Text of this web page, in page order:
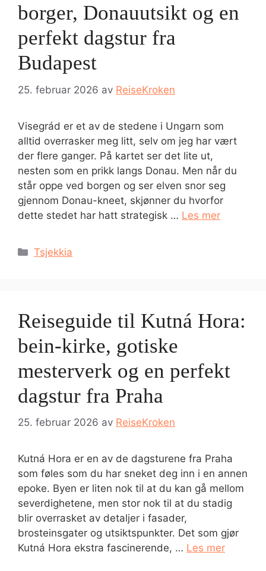
borger, Donauutsikt og en
perfekt dagstur fra
Budapest
25. februar 2026 av ReiseKroken
Visegrád er et av de stedene i Ungarn som
alltid overrasker meg litt, selv om jeg har vært
der flere ganger. På kartet ser det lite ut,
nesten som en prikk langs Donau. Men når du
står oppe ved borgen og ser elven snor seg
gjennom Donau-kneet, skjønner du hvorfor
dette stedet har hatt strategisk … Les mer
Kategorier
Tsjekkia
Reiseguide til Kutná Hora:
bein-kirke, gotiske
mesterverk og en perfekt
dagstur fra Praha
25. februar 2026 av ReiseKroken
Kutná Hora er en av de dagsturene fra Praha
som føles som du har sneket deg inn i en annen
epoke. Byen er liten nok til at du kan gå mellom
severdighetene, men stor nok til at du stadig
blir overrasket av detaljer i fasader,
brosteinsgater og utsiktspunkter. Det som gjør
Kutná Hora ekstra fascinerende, … Les mer